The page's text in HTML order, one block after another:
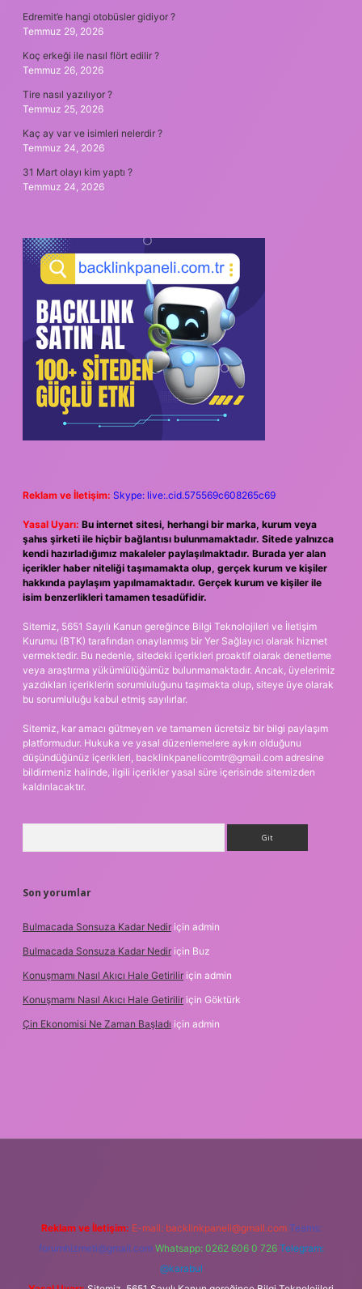
Edremit’e hangi otobüsler gidiyor ?
Temmuz 29, 2026
Koç erkeği ile nasıl flört edilir ?
Temmuz 26, 2026
Tire nasıl yazılıyor ?
Temmuz 25, 2026
Kaç ay var ve isimleri nelerdir ?
Temmuz 24, 2026
31 Mart olayı kim yaptı ?
Temmuz 24, 2026
Reklam ve İletişim: Skype: live:.cid.575569c608265c69
Yasal Uyarı: Bu internet sitesi, herhangi bir marka, kurum veya
şahıs şirketi ile hiçbir bağlantısı bulunmamaktadır. Sitede yalnızca
kendi hazırladığımız makaleler paylaşılmaktadır. Burada yer alan
içerikler haber niteliği taşımamakta olup, gerçek kurum ve kişiler
hakkında paylaşım yapılmamaktadır. Gerçek kurum ve kişiler ile
isim benzerlikleri tamamen tesadüfidir.
Sitemiz, 5651 Sayılı Kanun gereğince Bilgi Teknolojileri ve İletişim
Kurumu (BTK) tarafından onaylanmış bir Yer Sağlayıcı olarak hizmet
vermektedir. Bu nedenle, sitedeki içerikleri proaktif olarak denetleme
veya araştırma yükümlülüğümüz bulunmamaktadır. Ancak, üyelerimiz
yazdıkları içeriklerin sorumluluğunu taşımakta olup, siteye üye olarak
bu sorumluluğu kabul etmiş sayılırlar.
Sitemiz, kar amacı gütmeyen ve tamamen ücretsiz bir bilgi paylaşım
platformudur. Hukuka ve yasal düzenlemelere aykırı olduğunu
düşündüğünüz içerikleri, backlinkpanelicomtr@gmail.com adresine
bildirmeniz halinde, ilgili içerikler yasal süre içerisinde sitemizden
kaldırılacaktır.
Son yorumlar
Bulmacada Sonsuza Kadar Nedir için admin
Bulmacada Sonsuza Kadar Nedir için Buz
Konuşmamı Nasıl Akıcı Hale Getirilir için admin
Konuşmamı Nasıl Akıcı Hale Getirilir için Göktürk
Çin Ekonomisi Ne Zaman Başladı için admin
Reklam ve İletişim: E-mail: backlinkpaneli@gmail.com Teams:
forumhizmeti@gmail.com Whatsapp: 0262 606 0 726 Telegram:
@karabul